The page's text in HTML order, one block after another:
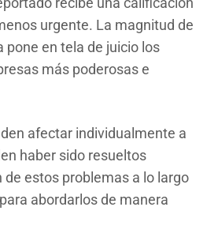
urgente. La magnitud de
en tela de juicio los
más poderosas e
afectar individualmente a
haber sido resueltos
estos problemas a lo largo
abordarlos de manera